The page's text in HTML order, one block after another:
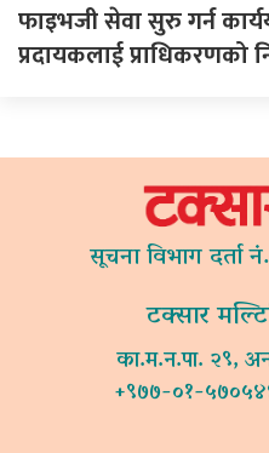
फाइभजी सेवा सुरु गर्न
प्रदायकलाई प्राधिकरणको
सूचना विभाग दर्ता
टक्सार
का.म.न.पा. २९,
+९७७-०१-